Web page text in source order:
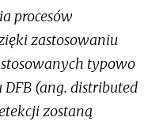
procesów
zastosowaniu
typowo
(ang. distributed
zostaną